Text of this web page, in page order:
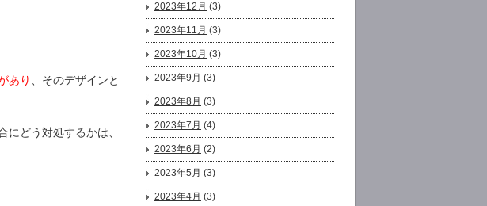
あり
、そのデザインと
どう対処するかは、
2023年12月 (3)
2023年11月 (3)
2023年10月 (3)
2023年9月 (3)
2023年8月 (3)
2023年7月 (4)
2023年6月 (2)
2023年5月 (3)
2023年4月 (3)